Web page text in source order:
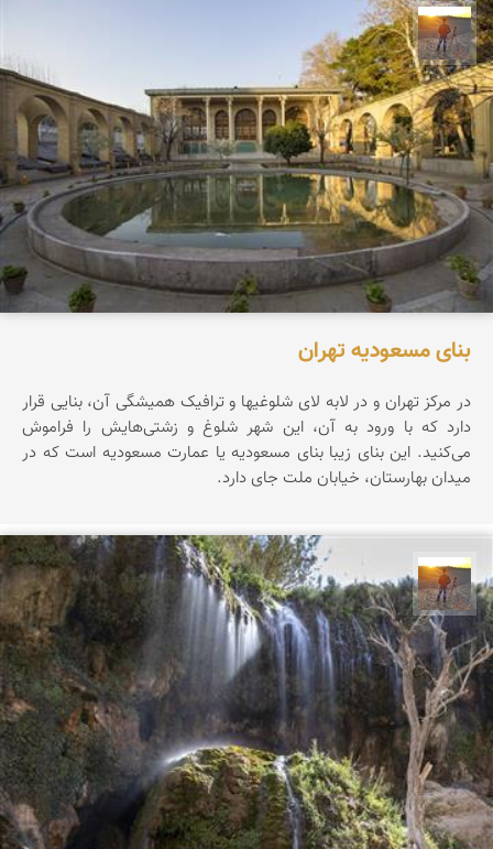
مهدی مخلصیان
بنای مسعودیه تهران
در مرکز تهران و در لابه لای شلوغیها و ترافیک همیشگی آن، بنایی قرار
دارد که با ورود به آن، این شهر شلوغ و زشتی‌هایش را فراموش
می‌کنید. این بنای زیبا بنای مسعودیه یا عمارت مسعودیه است که در
میدان بهارستان، خیابان ملت جای دارد.
مهدی مخلصیان